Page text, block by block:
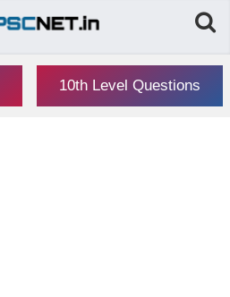
10th Level Questions